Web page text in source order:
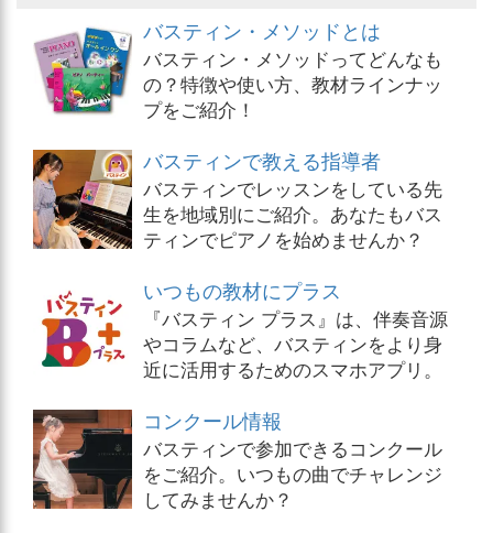
バスティン・メソッドとは
バスティン・メソッドってどんなも
の？特徴や使い方、教材ラインナッ
プをご紹介！
バスティンで教える指導者
バスティンでレッスンをしている先
生を地域別にご紹介。あなたもバス
ティンでピアノを始めませんか？
いつもの教材にプラス
『バスティン プラス』は、伴奏音源
やコラムなど、バスティンをより身
近に活用するためのスマホアプリ。
コンクール情報
バスティンで参加できるコンクール
をご紹介。いつもの曲でチャレンジ
してみませんか？